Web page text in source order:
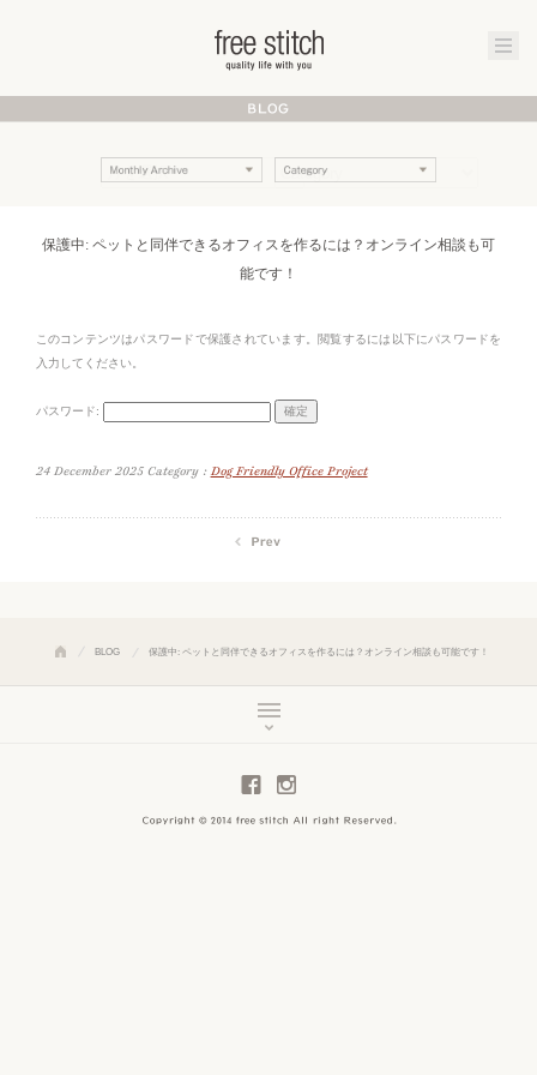
保護中: ペットと同伴できるオフィスを作るには？オンライン相談も可
能です！
このコンテンツはパスワードで保護されています。閲覧するには以下にパスワードを
入力してください。
パスワード:
24 December 2025 Category : Dog Friendly Office Project
BLOG 保護中: ペットと同伴できるオフィスを作るには？オンライン相談も可能です！